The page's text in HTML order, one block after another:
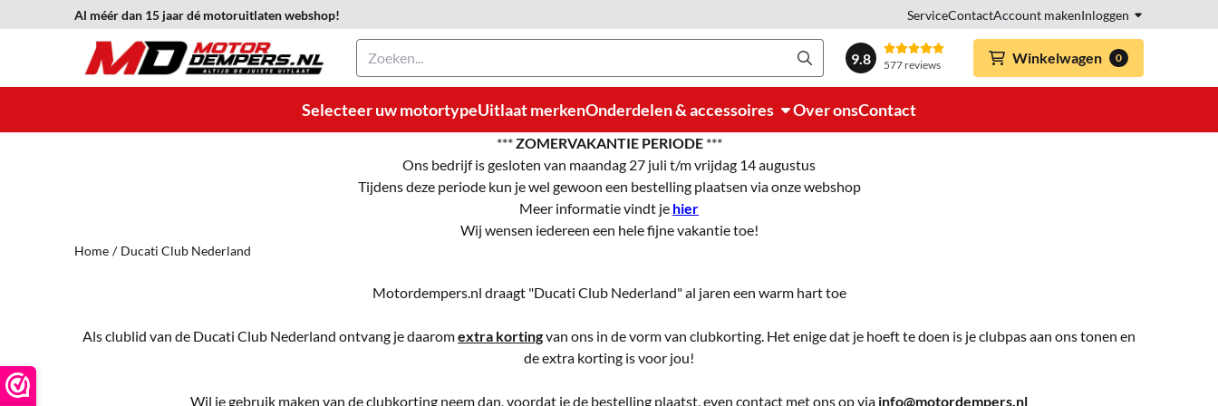
Cookievoorkeuren zijn momenteel gesloten.
Al méér dan 15 jaar dé motoruitlaten webshop! ServiceContactAccount makenInloggen
Zoeken
9.8 577 reviews Winkelwagen 0
Selecteer uw motortypeUitlaat merkenOnderdelen & accessoires Over onsContact
***ZOMERVAKANTIE PERIODE***
Ons bedrijf is gesloten van maandag 27 juli t/m vrijdag 14 augustus
Tijdens deze periode kun je wel gewoon een bestelling plaatsen via onze webshop
Meer informatie vindt je hier
Wij wensen iedereen een hele fijne vakantie toe!
Home / Ducati Club Nederland
Motordempers.nl draagt "Ducati Club Nederland" al jaren een warm hart toe
Als clublid van de Ducati Club Nederland ontvang je daaromextra kortingvan ons in de vorm van clubkorting. Het enige dat je hoeft te doen is je clubpas aan ons tonen en
de extra korting is voor jou!
Wil je gebruik maken van de clubkorting neem dan, voordat je de bestelling plaatst, even contact met ons op via info@motordempers.nl